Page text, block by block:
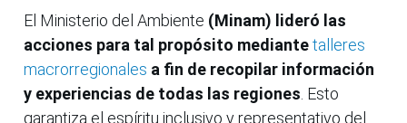
El Ministerio del Ambiente (Minam) lideró las
acciones para tal propósito mediantetalleres
macrorregionales a fin de recopilar información
y experiencias de todas las regiones . Esto
garantiza el espíritu inclusivo y representativo del